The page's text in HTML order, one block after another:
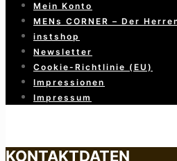
Mein Konto
MENs CORNER – Der
instshop
Newsletter
Cookie-Richtlinie (EU)
Impressionen
Impressum
KONTAKTDATEN